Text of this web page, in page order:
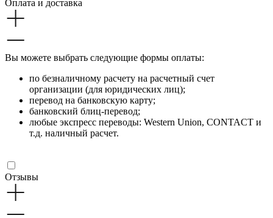
Оплата и доставка
Вы можете выбрать следующие формы оплаты:
по безналичному расчету на расчетный счет
организации (для юридических лиц);
перевод на банковскую карту;
банковский блиц-перевод;
любые экспресс переводы: Western Union, CONTACT и
т.д. наличный расчет.
Отзывы